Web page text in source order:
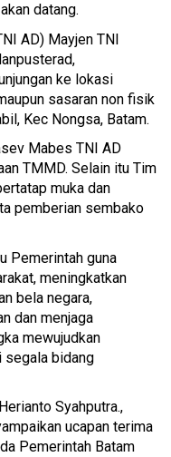
datang.
AD) Mayjen TNI
ke lokasi
sasaran non fisik
Kec Nongsa, Batam.
Mabes TNI AD
TMMD. Selain itu Tim
muka dan
pemberian sembako
Pemerintah guna
meningkatkan
bela negara,
dan menjaga
mewujudkan
segala bidang
Syahputra.,
ucapan terima
Pemerintah Batam